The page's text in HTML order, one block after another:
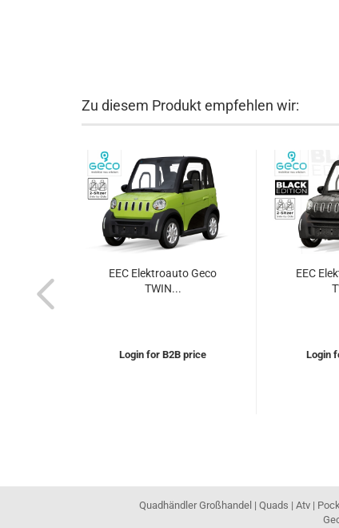
Zu diesem Produkt empfehlen wir:
EEC Elektroauto Geco
TWIN...
Login for B2B price
EEC
Login
Quadhändler Großhandel | Quads | Atv |